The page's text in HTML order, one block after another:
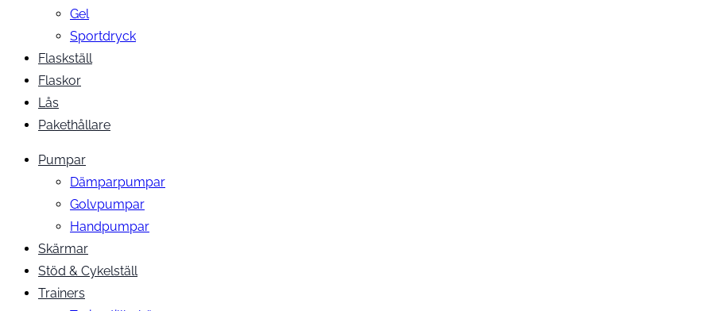
Gel
Sportdryck
Flaskställ
Flaskor
Lås
Pakethållare
Pumpar
Dämparpumpar
Golvpumpar
Handpumpar
Skärmar
Stöd & Cykelställ
Trainers